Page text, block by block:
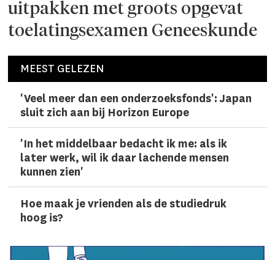
uitpakken met groots opgevat
toelatingsexamen Geneeskunde
MEEST GELEZEN
'Veel meer dan een onderzoeks­fonds': Japan
sluit zich aan bij Horizon Europe
'In het middelbaar bedacht ik me: als ik
later werk, wil ik daar lachen­de mensen
kunnen zien'
Hoe maak je vrienden als de studiedruk
hoog is?